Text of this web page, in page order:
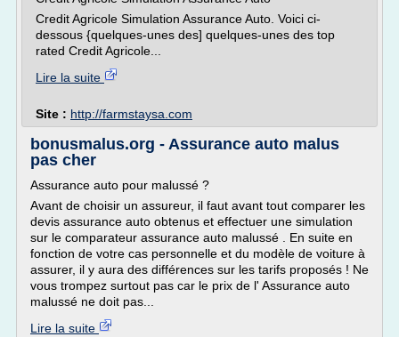
Credit Agricole Simulation Assurance Auto. Voici ci-
dessous {quelques-unes des] quelques-unes des top
rated Credit Agricole...
Lire la suite
Site : http://farmstaysa.com
bonusmalus.org - Assurance auto malus
pas cher
Assurance auto pour malussé ?
Avant de choisir un assureur, il faut avant tout comparer les
devis assurance auto obtenus et effectuer une simulation
sur le comparateur assurance auto malussé . En suite en
fonction de votre cas personnelle et du modèle de voiture à
assurer, il y aura des différences sur les tarifs proposés ! Ne
vous trompez surtout pas car le prix de l' Assurance auto
malussé ne doit pas...
Lire la suite